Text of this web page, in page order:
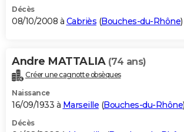
Décès
08/10/2008 à Cabriès (Bouches-du-Rhône)
Andre MATTALIA (74 ans)
Créer une cagnotte obsèques
Naissance
16/09/1933 à Marseille (Bouches-du-Rhône)
Décès